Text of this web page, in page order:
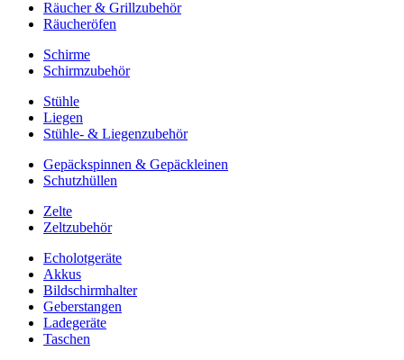
Räucher & Grillzubehör
Räucheröfen
Schirme
Schirmzubehör
Stühle
Liegen
Stühle- & Liegenzubehör
Gepäckspinnen & Gepäckleinen
Schutzhüllen
Zelte
Zeltzubehör
Echolotgeräte
Akkus
Bildschirmhalter
Geberstangen
Ladegeräte
Taschen